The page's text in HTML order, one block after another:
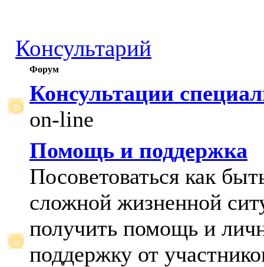
Консультарий
Форум
Консультации
on-line
Помощь и поддержка
Посоветоваться как
сложной жизненной
получить помощь и
поддержку от